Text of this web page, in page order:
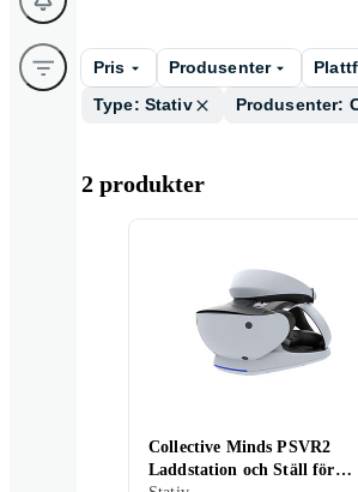
Pris Produsenter
Type: Stativ
Produsenter:
2 produkter
Collective Minds PSVR2
Laddstation och Ställ för